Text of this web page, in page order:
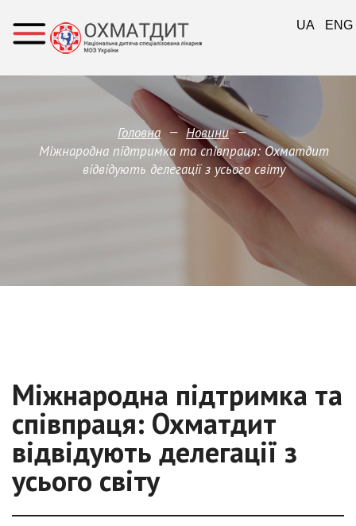
Головна — Новини —
Міжнародна підтримка та співпраця: Охматдит
відвідують делегації з усього світу
Міжнародна підтримка та
співпраця: Охматдит
відвідують делегації з
усього світу
UA ENG